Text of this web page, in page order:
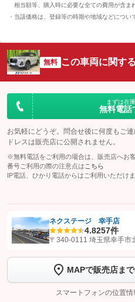
相当額等、購入時に必要な全ての費用が含ま
当該価格は、登録等の時期や地域などについ
無料 この車両に関す
まずは在
無料電話
お気軽にどうぞ。問合せ後に何度もご
ドレスは販売店に公開されません。
※無料電話をご利用の場合は、販売店へお
番号ご利用の際の注意点は こちら
IP電話、ひかり電話からはご利用いただけま
【STEP1】認証画面でグーネットを友
トーク画面で
ボタンをタ
完了してください。
ネクステージ 幸手店
4.8257件
〒340-0111 埼玉県幸手市
MAPで販売店ま
スマートフォンの位置